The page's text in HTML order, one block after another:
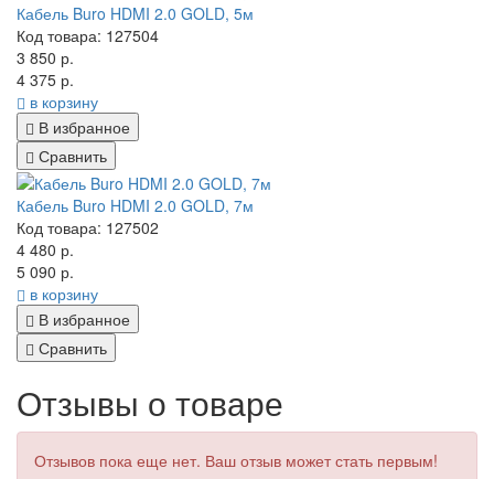
Кабель Buro HDMI 2.0 GOLD, 5м
Код товара: 127504
3 850 р.
4 375 р.
в корзину
В избранное
Сравнить
Кабель Buro HDMI 2.0 GOLD, 7м
Код товара: 127502
4 480 р.
5 090 р.
в корзину
В избранное
Сравнить
Отзывы о товаре
Отзывов пока еще нет. Ваш отзыв может стать первым!